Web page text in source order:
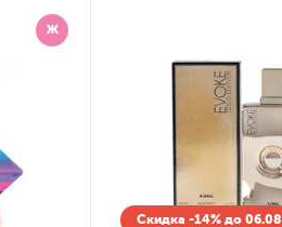
Ж
Скидка -14% до 06.08